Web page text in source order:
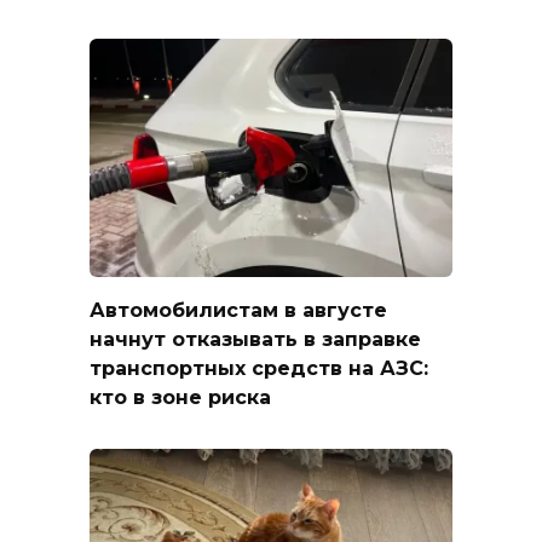
Автомобилистам в августе
начнут отказывать в заправке
транспортных средств на АЗС:
кто в зоне риска